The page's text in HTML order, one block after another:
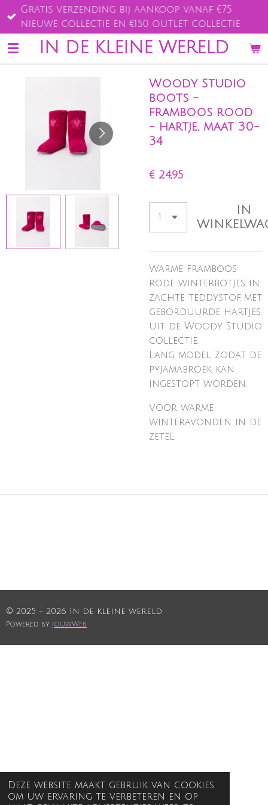
Deze website maakt gebruik van cookies
om uw ervaring te verbeteren en op
Ga
direct
naar
de
IN DE KLEINE WERELD
Gratis verzending bij aankoop vanaf €75
nieuwe collectie en €150 outlet collectie
Woody Studio
boots -
framboos rood
- hartje, maat 30-
34
€ 24,95
IN
Warme framboos
rode winterbotjes in
zachte teddystof, met
geborduurde hartjes,
uit de Woody Studio
collectie.
Lang model, zodat de
pyjamabroek kan
ingestopt worden.
Voor warme
winteravonden in de
zetel.
© 2025 - 2026 In de kleine wereld
Powered by JouwWeb